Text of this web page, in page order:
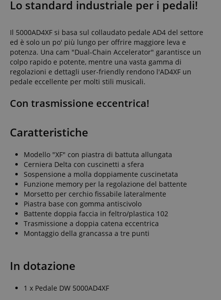
Lo standard industriale per i pedali!
Il 5000AD4XF si basa sul collaudato pedale AD4 del settore
ed è solo un po' più lungo per offrire maggiore leva e
potenza. Una cam "Dual-Chain Accelerator" garantisce un
colpo rapido e potente, mentre una vasta gamma di
regolazioni e dettagli user-friendly rendono l'AD4XF un
pedale eccellente per molti stili musicali.
Con trasmissione eccentrica!
Caratteristiche
Modello "XF" con piastra di battuta allungata
Cerniera Delta con cuscinetti a sfera
Sospensione a molla doppiamente cuscinetata
Funzione memory per la regolazione del battente
Morsetto per cerchio fissabile lateralmente
Piastra base con gomma antiscivolo
Battente doppia faccia in feltro/plastica 102
Trasmissione a doppia catena eccentrica
Montaggio della grancassa a tre punti
In dotazione
1 x Pedale DW 5000AD4XF